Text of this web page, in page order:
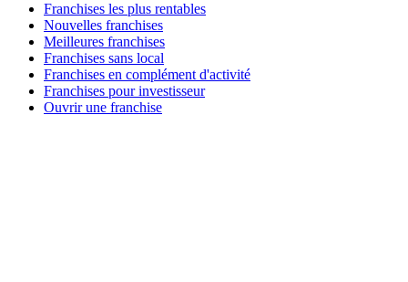
Franchises les plus rentables
Nouvelles franchises
Meilleures franchises
Franchises sans local
Franchises en complément d'activité
Franchises pour investisseur
Ouvrir une franchise